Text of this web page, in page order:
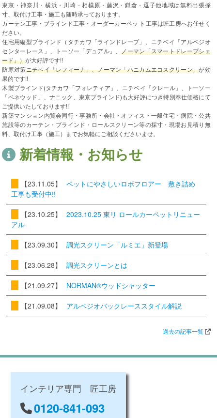
東京・神奈川・横浜・川崎・相模原・藤沢・鎌倉・逗子他地域は無料出張採
寸、取付け工事・施工も随時承っております。
カーテン工事・ブラインド工事・オーダーカーペッ ト工事は匠工房へお任せく
ださい。
住宅用縦型ブラインド（タチカワ「ラインドレープ」、ニチベイ「アルペジオ
センターレース」、トーソー「デュアル」、ノーマン「スマートドレープシェ
ード」）が大好評です!!
防寒対策ニチベイ「レフィーナ」、ノーマン「ハニカムエコスクリーン」が効
果的です!!
木製ブラインド(タチカワ「フォレティア」、ニチベイ「クレール」、トーソー
「ベネウッド」、ナニック、東京ブラインド)も大好評につき特別奉仕価格にて
ご提供いたしております!!
新築マンション内覧会同行・事務所・会社・オフィス・一般住宅・病院・公共
施設等のカーテン・ブラインド・ロールスクリーン等の採寸・現場お見積り無
料、取付け工事（施工）までお気軽にご相談くださいませ。
新着情報・お知らせ
【23.11.05】
ペットにやさしいロボフロアー 敷き詰め
工事も受付中‼
【23.10.25】
2023.10.25 東リ ロールカーペットリニュー
アル
【23.09.30】 調光スクリーン「ルミエ」新登場
【23.06.28】 調光スクリーンとは
【21.09.27】 NORMAN®ウッドシャッター
【21.09.08】 アルペジオバックレーススタイル解説
過去の記事一覧
インテリア専門 匠工房
0120-841-093